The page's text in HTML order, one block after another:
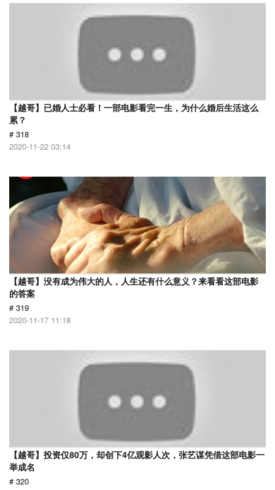
【越哥】已婚人士必看！一部电影看完一生，为什么婚后生活这么
累？
# 318
2020-11-22 03:14
【越哥】没有成为伟大的人，人生还有什么意义？来看看这部电影
的答案
# 319
2020-11-17 11:18
【越哥】投资仅80万，却创下4亿观影人次，张艺谋凭借这部电影一
举成名
# 320